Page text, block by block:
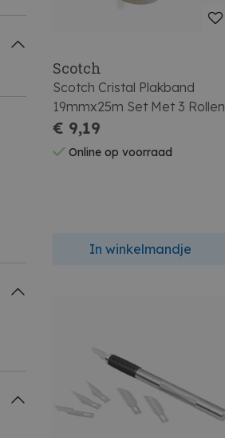
Scotch
Scotch Cristal Plakband
19mmx25m Set Met 3 Rollen
€ 9,19
Online op voorraad
In winkelmandje